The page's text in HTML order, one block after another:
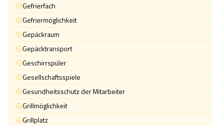
Gefrierfach
Gefriermöglichkeit
Gepäckraum
Gepäcktransport
Geschirrspüler
Gesellschaftsspiele
Gesundheitsschutz der Mitarbeiter
Grillmöglichkeit
Grillplatz